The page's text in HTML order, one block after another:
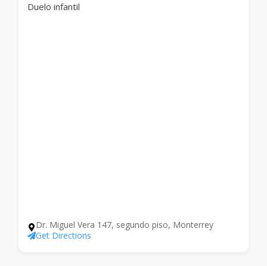
Duelo infantil
Dr. Miguel Vera 147, segundo piso, Monterrey
Get Directions